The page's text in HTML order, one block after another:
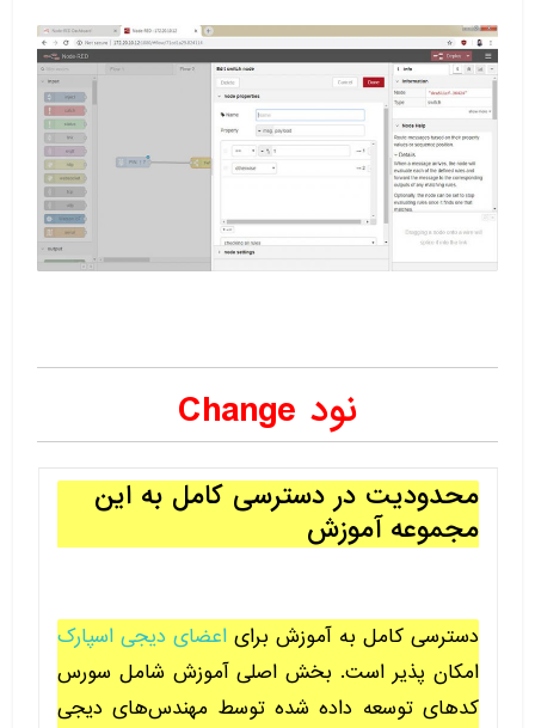
نود Change
محدودیت در دسترسی کامل به این
مجموعه آموزش
دسترسی کامل به آموزش برای اعضای دیجی اسپارک
امکان پذیر است. بخش اصلی آموزش شامل سورس
کدهای توسعه داده شده توسط مهندس‌های دیجی